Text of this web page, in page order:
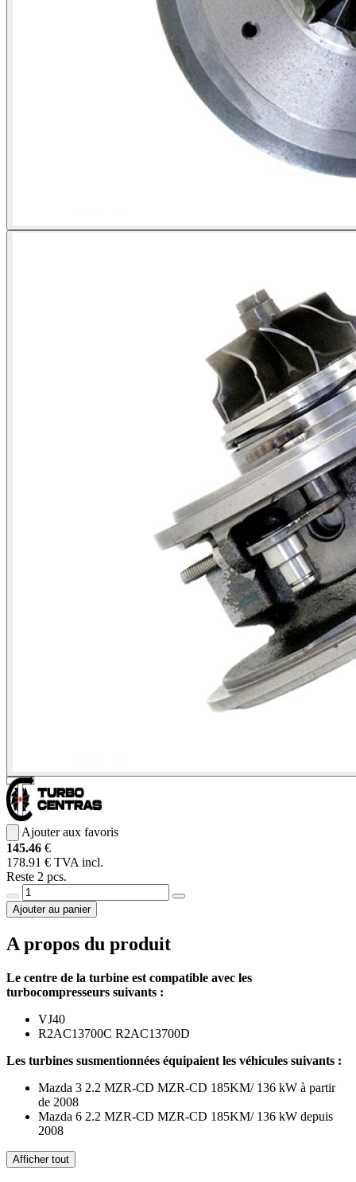
Ajouter aux favoris
145.46 €
178.91 € TVA incl.
Reste 2 pcs.
Ajouter au panier
A propos du produit
Le centre de la turbine est compatible avec les
turbocompresseurs suivants :
VJ40
R2AC13700C R2AC13700D
Les turbines susmentionnées équipaient les véhicules suivants :
Mazda 3 2.2 MZR-CD MZR-CD 185KM/ 136 kW à partir
de 2008
Mazda 6 2.2 MZR-CD MZR-CD 185KM/ 136 kW depuis
2008
Afficher tout